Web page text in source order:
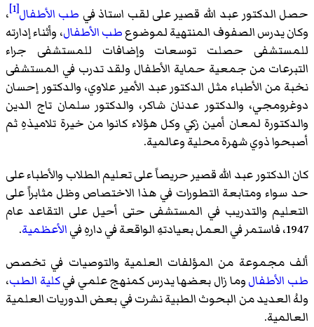
حصل الدكتور عبد الله قصير على لقب استاذ في طب الأطفال[1] ،
وكان يدرس الصفوف المنتهية لموضوعطب الأطفال، وأثناء إدارته
للمستشفى حصلت توسعات وإضافات للمستشفى جراء
التبرعات من جمعية حماية الأطفال ولقد تدرب في المستشفى
نخبة من الأطباء مثل الدكتور عبد الأمير علاوي، والدكتور إحسان
دوغرومجي، والدكتور عدنان شاكر، والدكتور سلمان تاج الدين
والدكتورة لمعان أمين زكي وكل هؤلاء كانوا من خيرة تلاميذهِ ثم
أصبحوا ذوي شهرة محلية وعالمية.
كان الدكتور عبد الله قصير حريصاً على تعليم الطلاب والأطباء على
حد سواء ومتابعة التطورات في هذا الاختصاص وظل مثابراً على
التعليم والتدريب في المستشفى حتى أحيل على التقاعد عام
1947، فاستمر في العمل بعيادتهِ الواقعة في دارهِ في
الأعظمية.
ألف مجموعة من المؤلفات العلمية والتوصيات في تخصص
طب الأطفالوما زال بعضها يدرس كمنهج علمي فيكلية الطب،
ولهُ العديد من البحوث الطبية نشرت في بعض الدوريات العلمية
العالمية.